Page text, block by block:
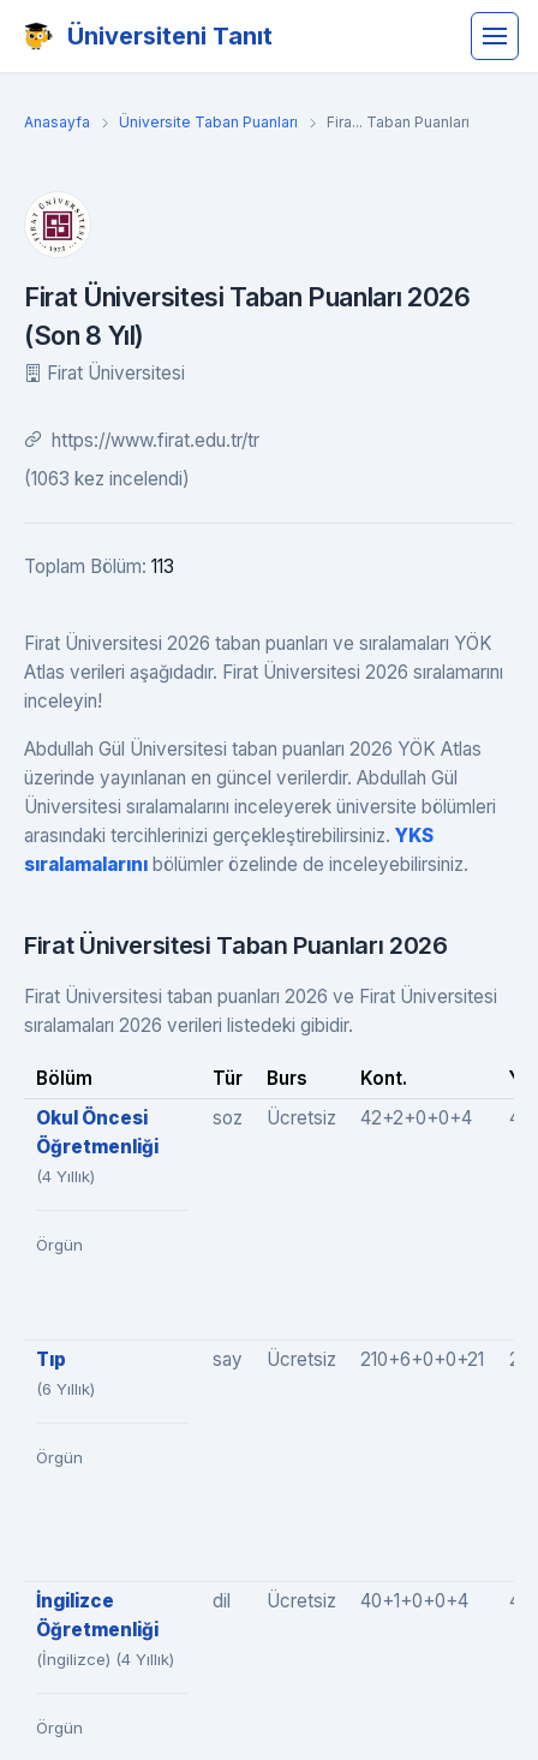
Üniversiteni Tanıt
Anasayfa Üniversite Taban Puanları Fira... Taban Puanları
Firat Üniversitesi Taban Puanları 2026
(Son 8 Yıl)
Firat Üniversitesi
https://www.firat.edu.tr/tr
(1063 kez incelendi)
Toplam Bölüm: 113
Firat Üniversitesi 2026 taban puanları ve sıralamaları YÖK
Atlas verileri aşağıdadır. Firat Üniversitesi 2026 sıralamarını
inceleyin!
Abdullah Gül Üniversitesi taban puanları 2026 YÖK Atlas
üzerinde yayınlanan en güncel verilerdir. Abdullah Gül
Üniversitesi sıralamalarını inceleyerek üniversite bölümleri
arasındaki tercihlerinizi gerçekleştirebilirsiniz. YKS
sıralamalarını bölümler özelinde de inceleyebilirsiniz.
Firat Üniversitesi Taban Puanları 2026
Firat Üniversitesi taban puanları 2026 ve Firat Üniversitesi
sıralamaları 2026 verileri listedeki gibidir.
Bölüm Tür Burs Kont.
Okul Öncesi
Öğretmenliği
(4 Yıllık)
Örgün
soz Ücretsiz 42+2+0+0+4
Tıp
(6 Yıllık)
Örgün
say Ücretsiz 210+6+0+0+21
İngilizce
Öğretmenliği
(İngilizce) (4 Yıllık)
Örgün
dil Ücretsiz 40+1+0+0+4